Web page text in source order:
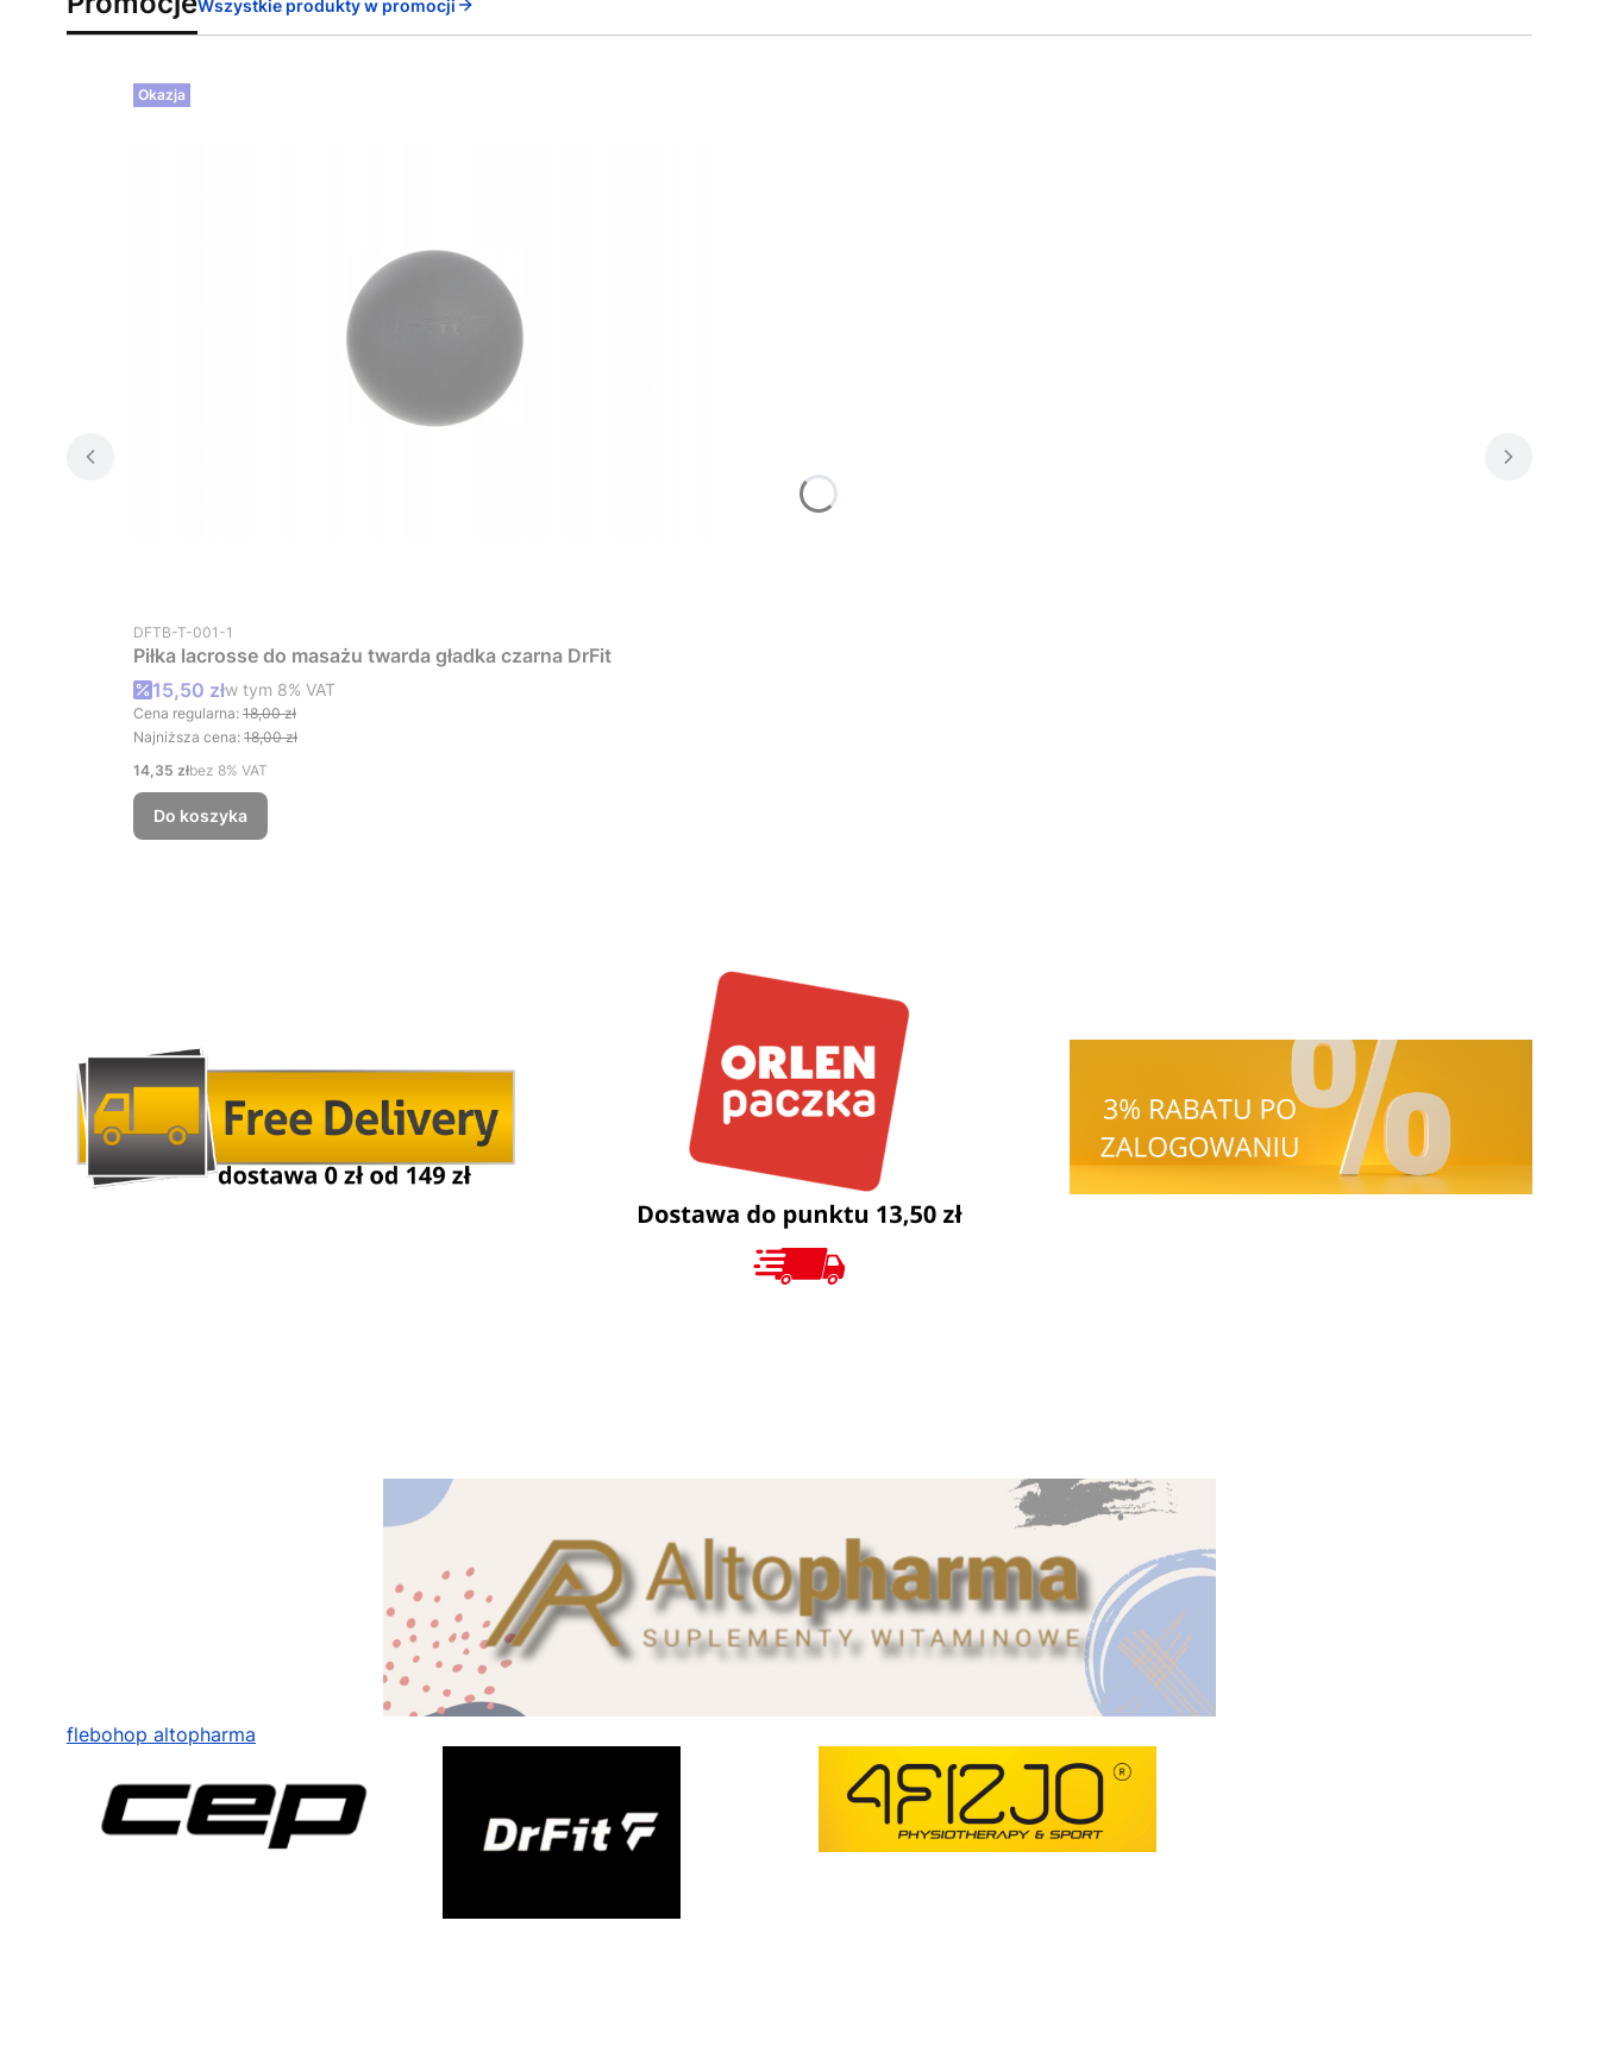
Wszystkie produkty w promocji
Okazja
Kod produktu
DFTB-T-001-1
Piłka lacrosse do masażu twarda gładka czarna DrFit
Cena promocyjna brutto
15,50 złw tym %s VAT
w tym 8% VAT
Cena regularna: 18,00 zł
Najniższa cena: 18,00 zł
Cena netto
14,35 złbez 8% VAT
Do koszyka
flebohop altopharma